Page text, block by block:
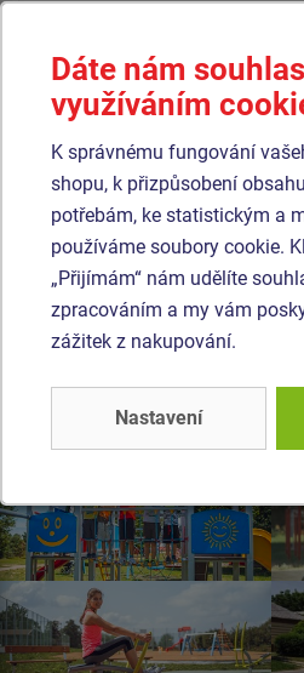
Otevírací doba skladu
pondělí - pátek 6:00 - 15:00
Výroba, sklady, příjem a výdej
Čedlosy 583
664 24 Drásov
Dáte nám
využíváním
K správnému fungování
shopu, k přizpůsobení
potřebám, ke statistickým a
používáme soubory cookie.
„Přijímám“ nám udělíte
zpracováním a my vám
zážitek z nakupování.
Nastavení